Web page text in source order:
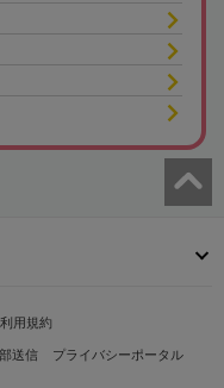
用規約
送信 プライバシーポータル